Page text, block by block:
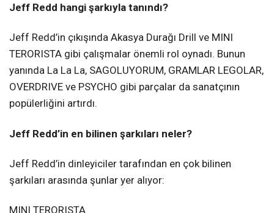
Jeff Redd hangi şarkıyla tanındı?
Jeff Redd’in çıkışında Akasya Durağı Drill ve MINI
TERORISTA gibi çalışmalar önemli rol oynadı. Bunun
yanında La La La, SAGOLUYORUM, GRAMLAR LEGOLAR,
OVERDRIVE ve PSYCHO gibi parçalar da sanatçının
popülerliğini artırdı.
Jeff Redd’in en bilinen şarkıları neler?
Jeff Redd’in dinleyiciler tarafından en çok bilinen
şarkıları arasında şunlar yer alıyor:
MINI TERORISTA